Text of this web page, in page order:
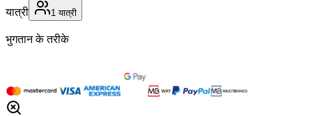
यात्री 1 यात्री
भुगतान के तरीके